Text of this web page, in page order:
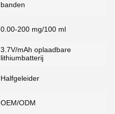
banden
0.00-200 mg/100 ml
3.7V/mAh oplaadbare
lithiumbatterij
Halfgeleider
OEM/ODM